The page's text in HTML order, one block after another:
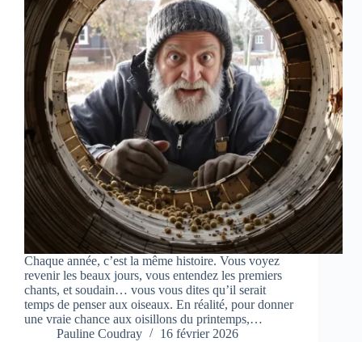
Chaque année, c’est la même histoire. Vous voyez
revenir les beaux jours, vous entendez les premiers
chants, et soudain… vous vous dites qu’il serait
temps de penser aux oiseaux. En réalité, pour donner
une vraie chance aux oisillons du printemps,…
Pauline Coudray
16 février 2026